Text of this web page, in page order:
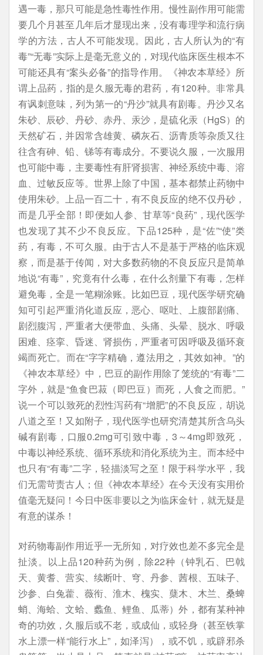
遇一毒，那只可能是急性毒性作用。慢性副作用可能需
要几个月甚至几年后才显现出来，没有毒理学和流行病
学的方法，古人不可能发现。因此，古人所认为的“有
毒”“无毒”实际上是毫无意义的，对现代临床医生根本不
可能还具有“案头必备”的指导作用。《神农本草经》所
谓上品药，指的是久服无毒的君药，有120种。非常具
有讽刺意味，列为第一的“丹沙”就具有剧毒。丹沙又名
朱砂、辰砂、丹砂、赤丹、汞沙，是硫化汞（HgS）的
天然矿石，并因常含雄黄、磷灰石、沥青质等杂质又往
往含有砷、铅、锑等有毒成分。不要说久服，一次服用
也可能中毒，主要毒性有肝肾损害、神经系统中毒、溶
血、过敏反应等。世界上除了中国，基本都禁止药物中
使用朱砂。上品一百二十，有不良反应的绝不仅丹砂，
而是几乎全部！即便如人参、甘草等“良药”，现代医学
也发现了其不少不良反应。下品125种，是“佐”“使”类
药，有毒，不可久服。由于古人不是基于严格的临床观
察，而是基于传闻，对大多数药物的不良反应只是简单
地说“有毒”，究竟有什么毒，在什么剂量下有毒，怎样
避免毒，全是一笔糊涂账。比如巴豆，现代医学研究确
知可引起严重消化道反应，恶心、呕吐、上腹部剧痛、
剧烈腹泻，严重者大便带血、头痛、头晕、脱水、呼吸
困难、痉挛、昏迷、肾损伤，严重者可因呼吸及循环衰
竭而死亡。而在“字字精确，遵法用之，其效如神。”的
《神农本草经》中，巴豆的副作用除了笼统的“有毒”二
字外，就是“鱼食巴菽（即巴豆）而死，人食之而肥。”
说一个可以致死的烈性泻药有“增肥”的不良反应，胡说
八道之至！又如附子，现代医学也研究清楚其所含乌头
碱有剧毒，口服0.2mg可引致中毒，3～4mg即致死，
中毒以神经系统、循环系统和消化系统为主。而本经中
也只有“有毒”二字，轻描淡写之至！限于科学水平，我
们无需苛责古人；但《神农本草经》在今天没有实用价
值毫无疑问！今日中医非要以之为临床金针，就无疑是
有意的谋杀！
对药物毒副作用近乎一无所知，对疗效也差不多完全是
扯淡。以上品120种药为例，除22种（钟乳石、巴戟
天、黄耆、营实、续断叶、穹、丹参、茜根、五味子、
沙参、白兔藿、薇衔、淮木、槐实、蘖木、木兰、桑蜱
蛸、海蛤、文蛤、蠡鱼、鲤鱼、瓜蒂）外，都有某种神
奇的功效，久服后或不老，或成仙，或轻身（甚至铁掌
水上漂一样“能行水上”，如泽泻），或不饥，或辟邪杀